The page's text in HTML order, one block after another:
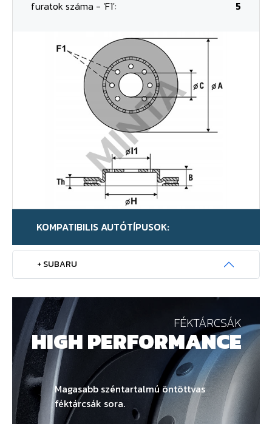
furatok száma - 'F1':
5
KOMPATIBILIS AUTÓTÍPUSOK:
+ SUBARU
FÉKTÁRCSÁK
HIGH PERFORMANCE
Magasabb széntartalmú öntöttvas
féktárcsák sora.